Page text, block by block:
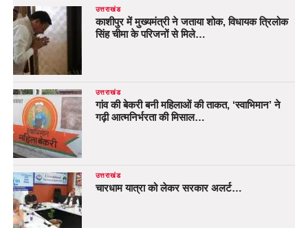
उत्तराखंड
काशीपुर में मुख्यमंत्री ने जताया शोक, विधायक त्रिलोक
सिंह चीमा के परिजनों से मिले…
उत्तराखंड
गांव की बेकरी बनी महिलाओं की ताकत, ‘स्वाभिमान’ ने
गढ़ी आत्मनिर्भरता की मिसाल…
उत्तराखंड
चारधाम यात्रा को लेकर सरकार अलर्ट…